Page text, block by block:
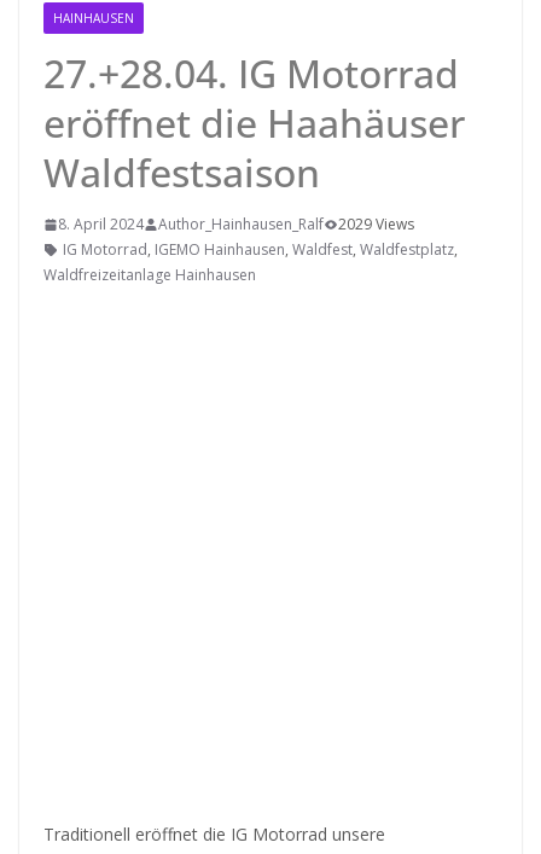
HAINHAUSEN
27.+28.04. IG Motorrad
eröffnet die Haahäuser
Waldfestsaison
8. April 2024 Author_Hainhausen_Ralf
2029 Views
IG Motorrad, IGEMO Hainhausen, Waldfest, Waldfestplatz,
Waldfreizeitanlage Hainhausen
Traditionell eröffnet die IG Motorrad unsere